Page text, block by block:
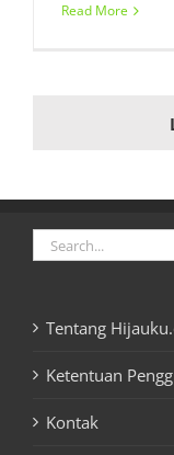
Read More
Search
for:
Tentang
Ketentuan
Kontak